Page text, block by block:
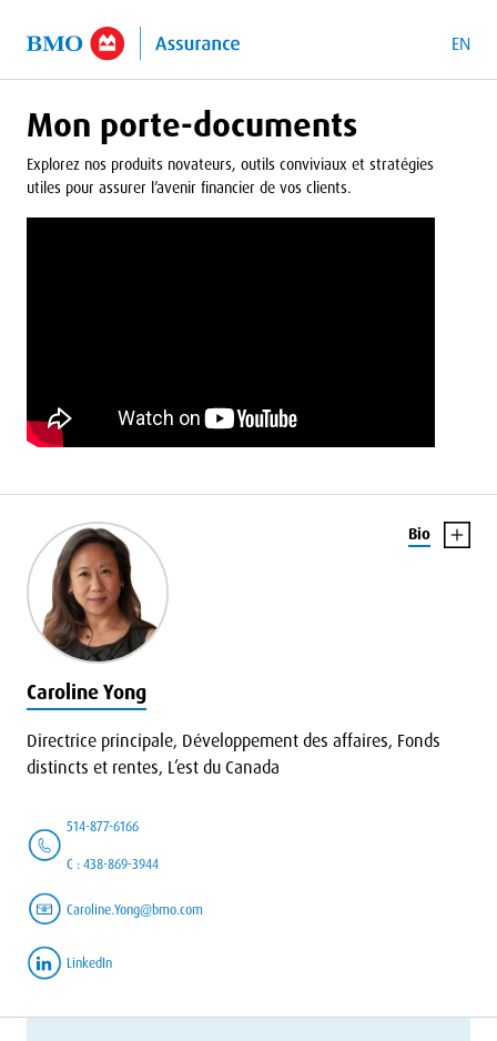
EN
Mon porte-documents
Explorez nos produits novateurs, outils conviviaux et stratégies
utiles pour assurer l’avenir financier de vos clients.
Caroline Yong
Directrice principale, Développement des affaires, Fonds
distincts et rentes, L’est du Canada
514-877-6166
C : 438-869-3944
Caroline.Yong@bmo.com
LinkedIn
Bio